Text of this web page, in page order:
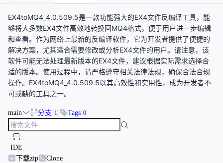
EX4toMQ4_4.0.509.5是一款功能强大的EX4文件反编译工具，能
够将大多数EX4文件高效地转换回MQ4格式，便于用户进一步编辑
和查看。作为网络上最新的反编译软件，它为开发者提供了便捷的
解决方案，尤其适合需要修改或分析EX4文件的用户。请注意，该
软件可能无法处理最新版本的EX4文件，建议根据实际需求选择合
适的版本。使用过程中，请严格遵守相关法律法规，确保合法合规
操作。EX4toMQ4_4.0.509.5以其高效性和实用性，成为开发者不
可或缺的工具之一。
main 分支 1 Tags 0
IDE
下载zip
Clone